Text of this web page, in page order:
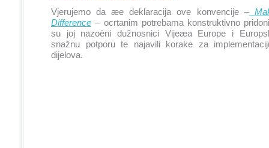
Vjerujemo da æe deklaracija ove konvencije –
Difference – ocrtanim potrebama konstruktivno
su joj nazoèni dužnosnici Vijeæa Europe i
snažnu potporu te najavili korake za
dijelova.